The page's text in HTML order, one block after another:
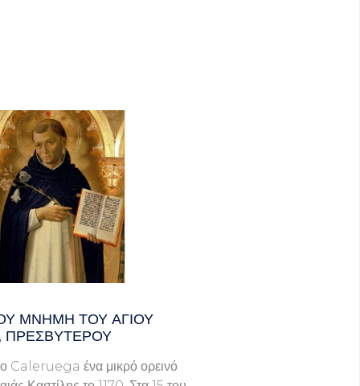
ΜΝΗΜΗ ΤΟΥ ΑΓΙΟΥ
ΠΡΕΣΒΥΤΕΡΟΥ
Caleruega ένα μικρό ορεινό